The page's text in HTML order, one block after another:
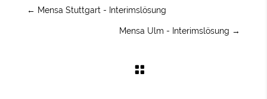
← Mensa Stuttgart - Interimslösung

Mensa Ulm - Interimslösung →